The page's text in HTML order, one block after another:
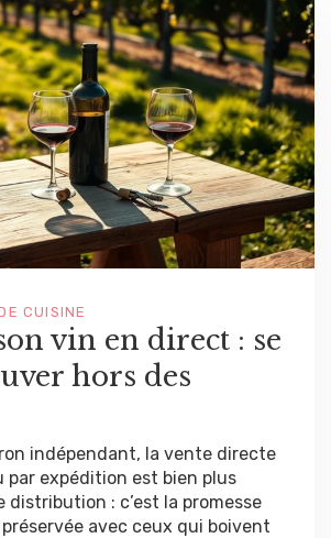
CUISINE
vin en direct : se
hors des
indépendant, la vente directe
par expédition est bien plus
distribution : c’est la promesse
avec ceux qui boivent